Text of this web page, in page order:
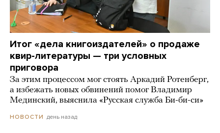
Итог «дела книгоиздателей» о продаже
квир-литературы — три условных
приговора
За этим процессом мог стоять Аркадий Ротенберг,
а избежать новых обвинений помог Владимир
Мединский, выяснила «Русская служба Би-би-си»
НОВОСТИ день назад